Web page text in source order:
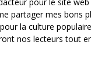
partager mes bons
la culture
nos lecteurs tout